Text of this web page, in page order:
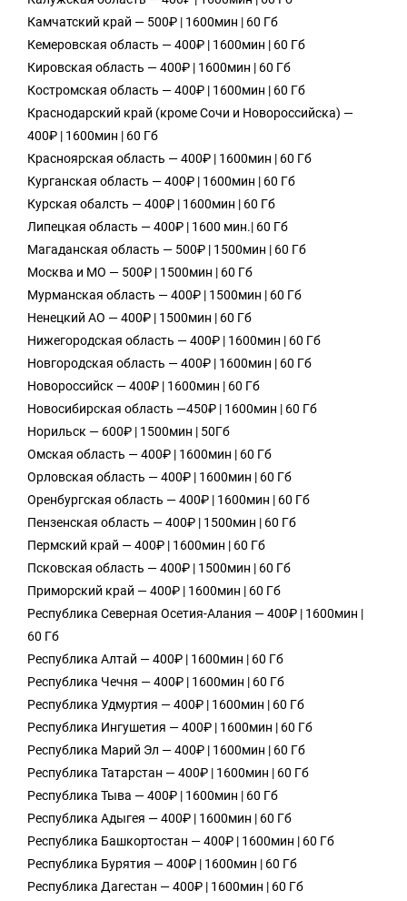
Камчатский край — 500₽ | 1600мин | 60 Гб
Кемеровская область — 400₽ | 1600мин | 60 Гб
Кировская область — 400₽ | 1600мин | 60 Гб
Костромская область — 400₽ | 1600мин | 60 Гб
Краснодарский край (кроме Сочи и Новороссийска) —
400₽ | 1600мин | 60 Гб
Красноярская область — 400₽ | 1600мин | 60 Гб
Курганская область — 400₽ | 1600мин | 60 Гб
Курская обалсть — 400₽ | 1600мин | 60 Гб
Липецкая область — 400₽ | 1600 мин.| 60 Гб
Магаданская область — 500₽ | 1500мин | 60 Гб
Москва и МО — 500₽ | 1500мин | 60 Гб
Мурманская область — 400₽ | 1500мин | 60 Гб
Ненецкий АО — 400₽ | 1500мин | 60 Гб
Нижегородская область — 400₽ | 1600мин | 60 Гб
Новгородская область — 400₽ | 1600мин | 60 Гб
Новороссийск — 400₽ | 1600мин | 60 Гб
Новосибирская область —450₽ | 1600мин | 60 Гб
Норильск — 600₽ | 1500мин | 50Гб
Омская область — 400₽ | 1600мин | 60 Гб
Орловская область — 400₽ | 1600мин | 60 Гб
Оренбургская область — 400₽ | 1600мин | 60 Гб
Пензенская область — 400₽ | 1500мин | 60 Гб
Пермский край — 400₽ | 1600мин | 60 Гб
Псковская область — 400₽ | 1500мин | 60 Гб
Приморский край — 400₽ | 1600мин | 60 Гб
Республика Северная Осетия-Алания — 400₽ | 1600мин |
60 Гб
Республика Алтай — 400₽ | 1600мин | 60 Гб
Республика Чечня — 400₽ | 1600мин | 60 Гб
Республика Удмуртия — 400₽ | 1600мин | 60 Гб
Республика Ингушетия — 400₽ | 1600мин | 60 Гб
Республика Марий Эл — 400₽ | 1600мин | 60 Гб
Республика Татарстан — 400₽ | 1600мин | 60 Гб
Республика Тыва — 400₽ | 1600мин | 60 Гб
Республика Адыгея — 400₽ | 1600мин | 60 Гб
Республика Башкортостан — 400₽ | 1600мин | 60 Гб
Республика Бурятия — 400₽ | 1600мин | 60 Гб
Республика Дагестан — 400₽ | 1600мин | 60 Гб